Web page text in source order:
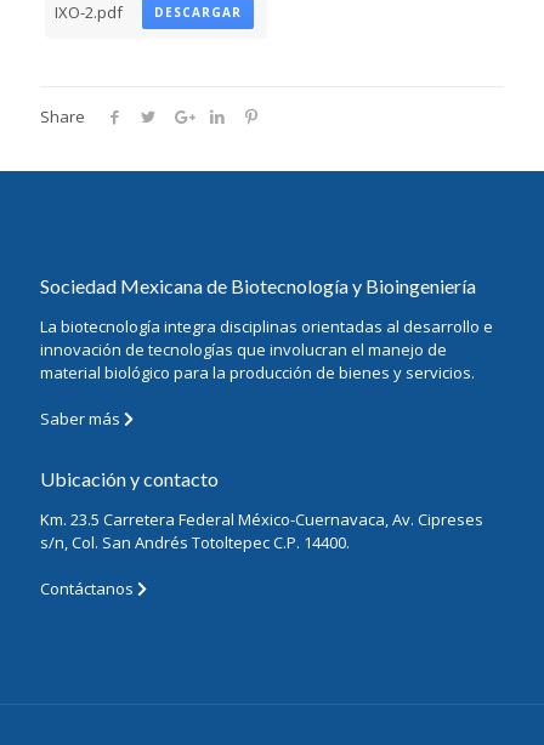
IXO-2.pdf DESCARGAR
Share
Sociedad Mexicana de Biotecnología y Bioingeniería
La biotecnología integra disciplinas orientadas al desarrollo e
innovación de tecnologías que involucran el manejo de
material biológico para la producción de bienes y servicios.
Saber más
Ubicación y contacto
Km. 23.5 Carretera Federal México-Cuernavaca, Av. Cipreses
s/n, Col. San Andrés Totoltepec C.P. 14400.
Contáctanos